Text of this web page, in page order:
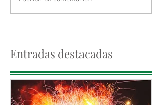
Entradas destacadas